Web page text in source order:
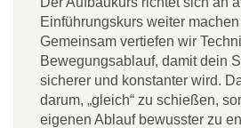
Einführungskurs weiter
Gemeinsam vertiefen wir
Bewegungsablauf, damit dein
sicherer und konstanter wird.
darum, „gleich“ zu schießen,
eigenen Ablauf bewusster zu